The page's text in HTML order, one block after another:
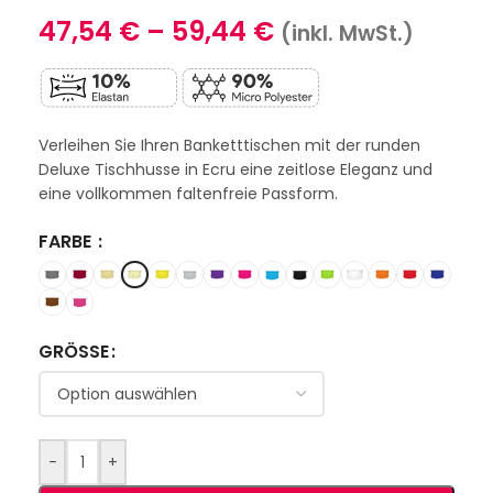
47,54 € – 59,44 € (inkl. MwSt.)
Verleihen Sie Ihren Banketttischen mit der runden
Deluxe Tischhusse in Ecru eine zeitlose Eleganz und
eine vollkommen faltenfreie Passform.
FARBE
GRÖSSE
- +